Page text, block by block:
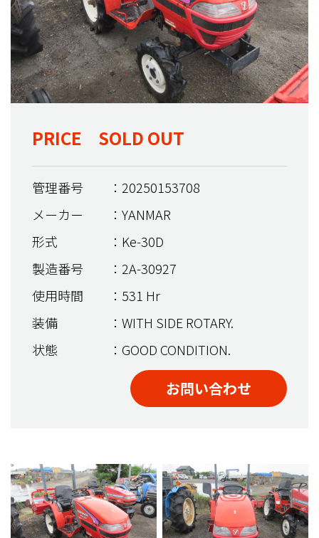
PRICE SOLD OUT
管理番号
：20250153708
メーカー
：YANMAR
形式
：Ke-30D
製造番号
：2A-30927
使用時間
：531 Hr
装備
：WITH SIDE ROTARY.
状態
：GOOD CONDITION.
お問い合わせ